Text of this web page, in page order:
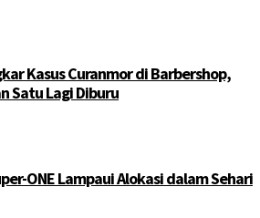
Kasus Curanmor di Barbershop,
Satu Lagi Diburu
ONE Lampaui Alokasi dalam Sehari